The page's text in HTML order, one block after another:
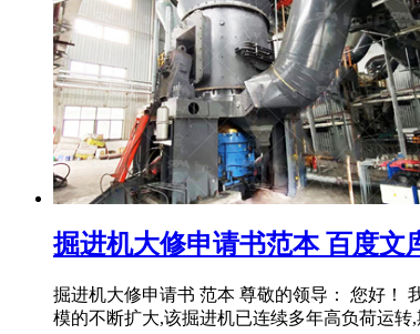
掘进机大修申请书范本 百度文
掘进机大修申请书 范本 尊敬的领导： 您好！
模的不断扩大,该掘进机已连续多年高负荷运转